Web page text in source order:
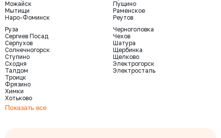
Можайск
Мытищи
Наро-Фоминск
Пущино
Раменское
Реутов
Руза
Сергиев Посад
Серпухов
Солнечногорск
Ступино
Сходня
Талдом
Троицк
Фрязино
Химки
Хотьково
Черноголовка
Чехов
Шатура
Щербинка
Щелково
Электрогорск
Электросталь
Показать все